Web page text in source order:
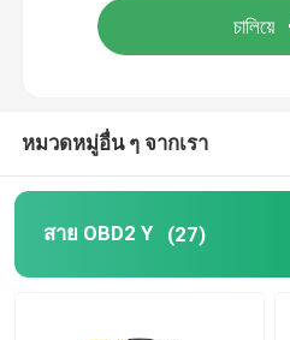
สาย OBD2 Y
สายเชื่อมต่อ OBD2
ขั้วต่อรถยนต์ OBD
หมวดหมู่อื่น ๆ จากเรา
สาย OBD2 Y (27)